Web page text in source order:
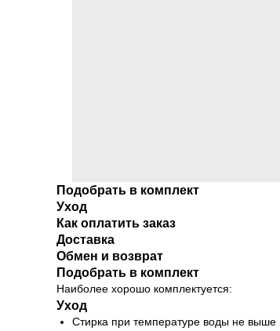
Подобрать в комплект
Уход
Как оплатить заказ
Доставка
Обмен и возврат
Подобрать в комплект
Наиболее хорошо комплектуется:
Уход
Стирка при температуре воды не выше